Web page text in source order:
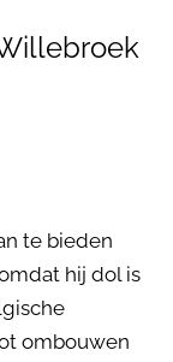
te bieden
hij dol is
ombouwen